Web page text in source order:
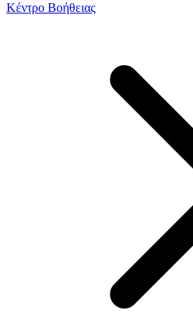
Κέντρο Βοήθειας